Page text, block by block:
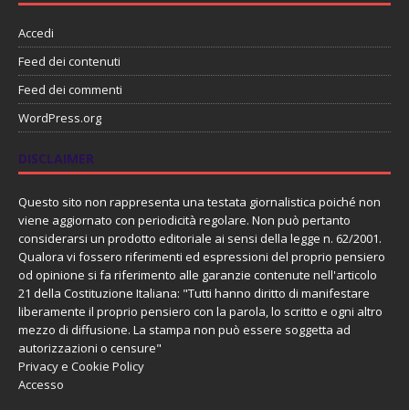
Accedi
Feed dei contenuti
Feed dei commenti
WordPress.org
DISCLAIMER
Questo sito non rappresenta una testata giornalistica poiché non
viene aggiornato con periodicità regolare. Non può pertanto
considerarsi un prodotto editoriale ai sensi della legge n. 62/2001.
Qualora vi fossero riferimenti ed espressioni del proprio pensiero
od opinione si fa riferimento alle garanzie contenute nell'articolo
21 della Costituzione Italiana: "Tutti hanno diritto di manifestare
liberamente il proprio pensiero con la parola, lo scritto e ogni altro
mezzo di diffusione. La stampa non può essere soggetta ad
autorizzazioni o censure"
Privacy e Cookie Policy
Accesso